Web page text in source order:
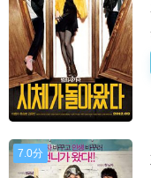
7.0分